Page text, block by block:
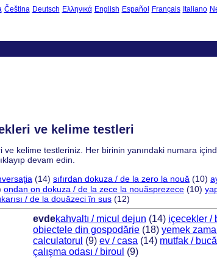
Čeština Deutsch Ελληνικά English Español Français Italiano
ve kelime testleri
kelime testleriniz. Her birinin yanındaki numara
devam edin.
(14) sıfırdan dokuza / de la zero la nouă (10)
ondan on dokuza / de la zece la nouăsprezece (10)
/ de la douăzeci în sus (12)
evdekahvaltı / micul dejun (14) içecekler /
obiectele din gospodărie (18) yemek
calculatorul (9) ev / casa (14) mutfak /
çalışma odası / biroul (9)